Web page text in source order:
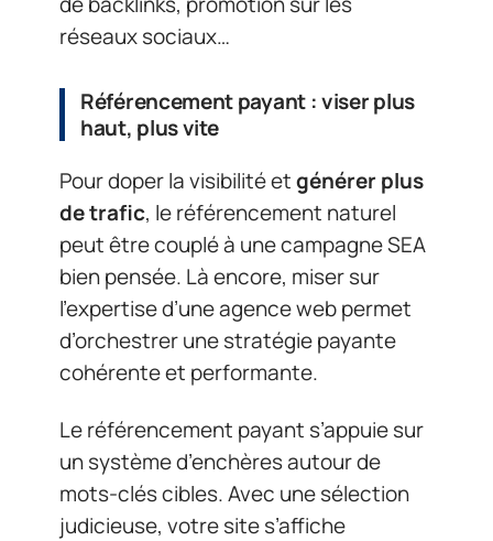
réseaux sociaux…
Référencement payant : viser plus
haut, plus vite
Pour doper la visibilité etgénérer plus
de trafic, le référencement naturel
peut être couplé à une campagne SEA
bien pensée. Là encore, miser sur
l’expertise d’une agence web permet
d’orchestrer une stratégie payante
cohérente et performante.
Le référencement payant s’appuie sur
un système d’enchères autour de
mots-clés cibles. Avec une sélection
judicieuse, votre site s’affiche